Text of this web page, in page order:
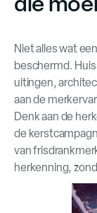
Niet alles wat
beschermd.
uitingen,
aan de
Denk aan de
de
van
herkenning,